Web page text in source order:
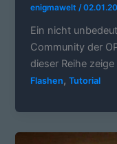
enigmawelt/
Ein nicht
Community der
dieser Reihe
Flashen,Tutorial